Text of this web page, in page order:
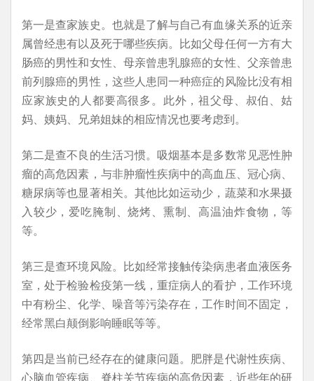
第一是查家族史。也就是了解与自己有血缘关系的近亲
属曾经患有以及死于哪些疾病。比如父母任何一方有大
肠癌的男性和女性、母亲曾患乳腺癌的女性、父亲曾患
前列腺癌的男性，这些人患同一种癌症的风险比没有相
应家族史的人都要高很多。此外，祖父母、叔伯、姑
妈、姨妈、兄弟姐妹的相应情况也要考虑到。
第二是查不良的生活习惯。吸烟基本是多数常见恶性肿
瘤的高危因素，与非肿瘤性疾病中的高血压、冠心病、
糖尿病等也显著相关。其他比如运动少，蔬菜和水果摄
入较少，爱吃腌制、烧烤、熏制、高温油炸食物，等
等。
第三是查环境风险。比如经常接触传染病患者血液医务
室，处于检验检疫第一线，重症病人的看护，工作环境
中有粉尘、化学、噪音等污染存在，工作时间不固定，
经常黑白颠倒影响睡眠等等。
第四是当前已经存在的健康问题。肥胖是代谢性疾病、
心脑血管疾病、脊柱关节疾病的高危因素，近些年的研